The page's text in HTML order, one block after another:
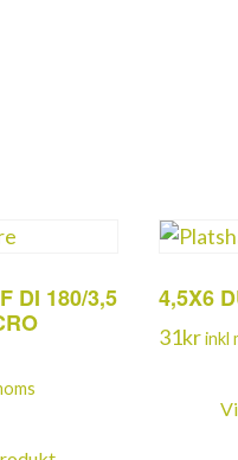
DI 180/3,5
4,5X6
31kr inkl